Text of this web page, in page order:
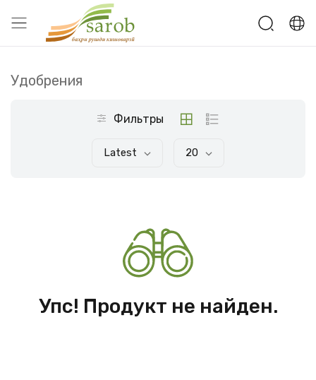
Удобрения
Фильтры
Latest 20
Упс! Продукт не найден.